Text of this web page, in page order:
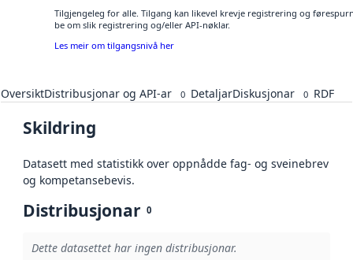
Tilgjengeleg for alle. Tilgang kan likevel krevje registrering og
be om slik registrering og/eller API-nøklar.
Les meir om tilgangsnivå her
OversiktDistribusjonar og API-ar 0 DetaljarDiskusjonar 0 RDF
Skildring
Datasett med statistikk over oppnådde fag- og sveinebrev
og kompetansebevis.
Distribusjonar 0
Dette datasettet har ingen distribusjonar.